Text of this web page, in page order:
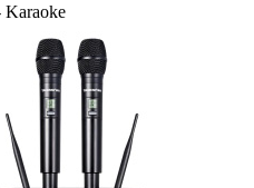
Karaoke